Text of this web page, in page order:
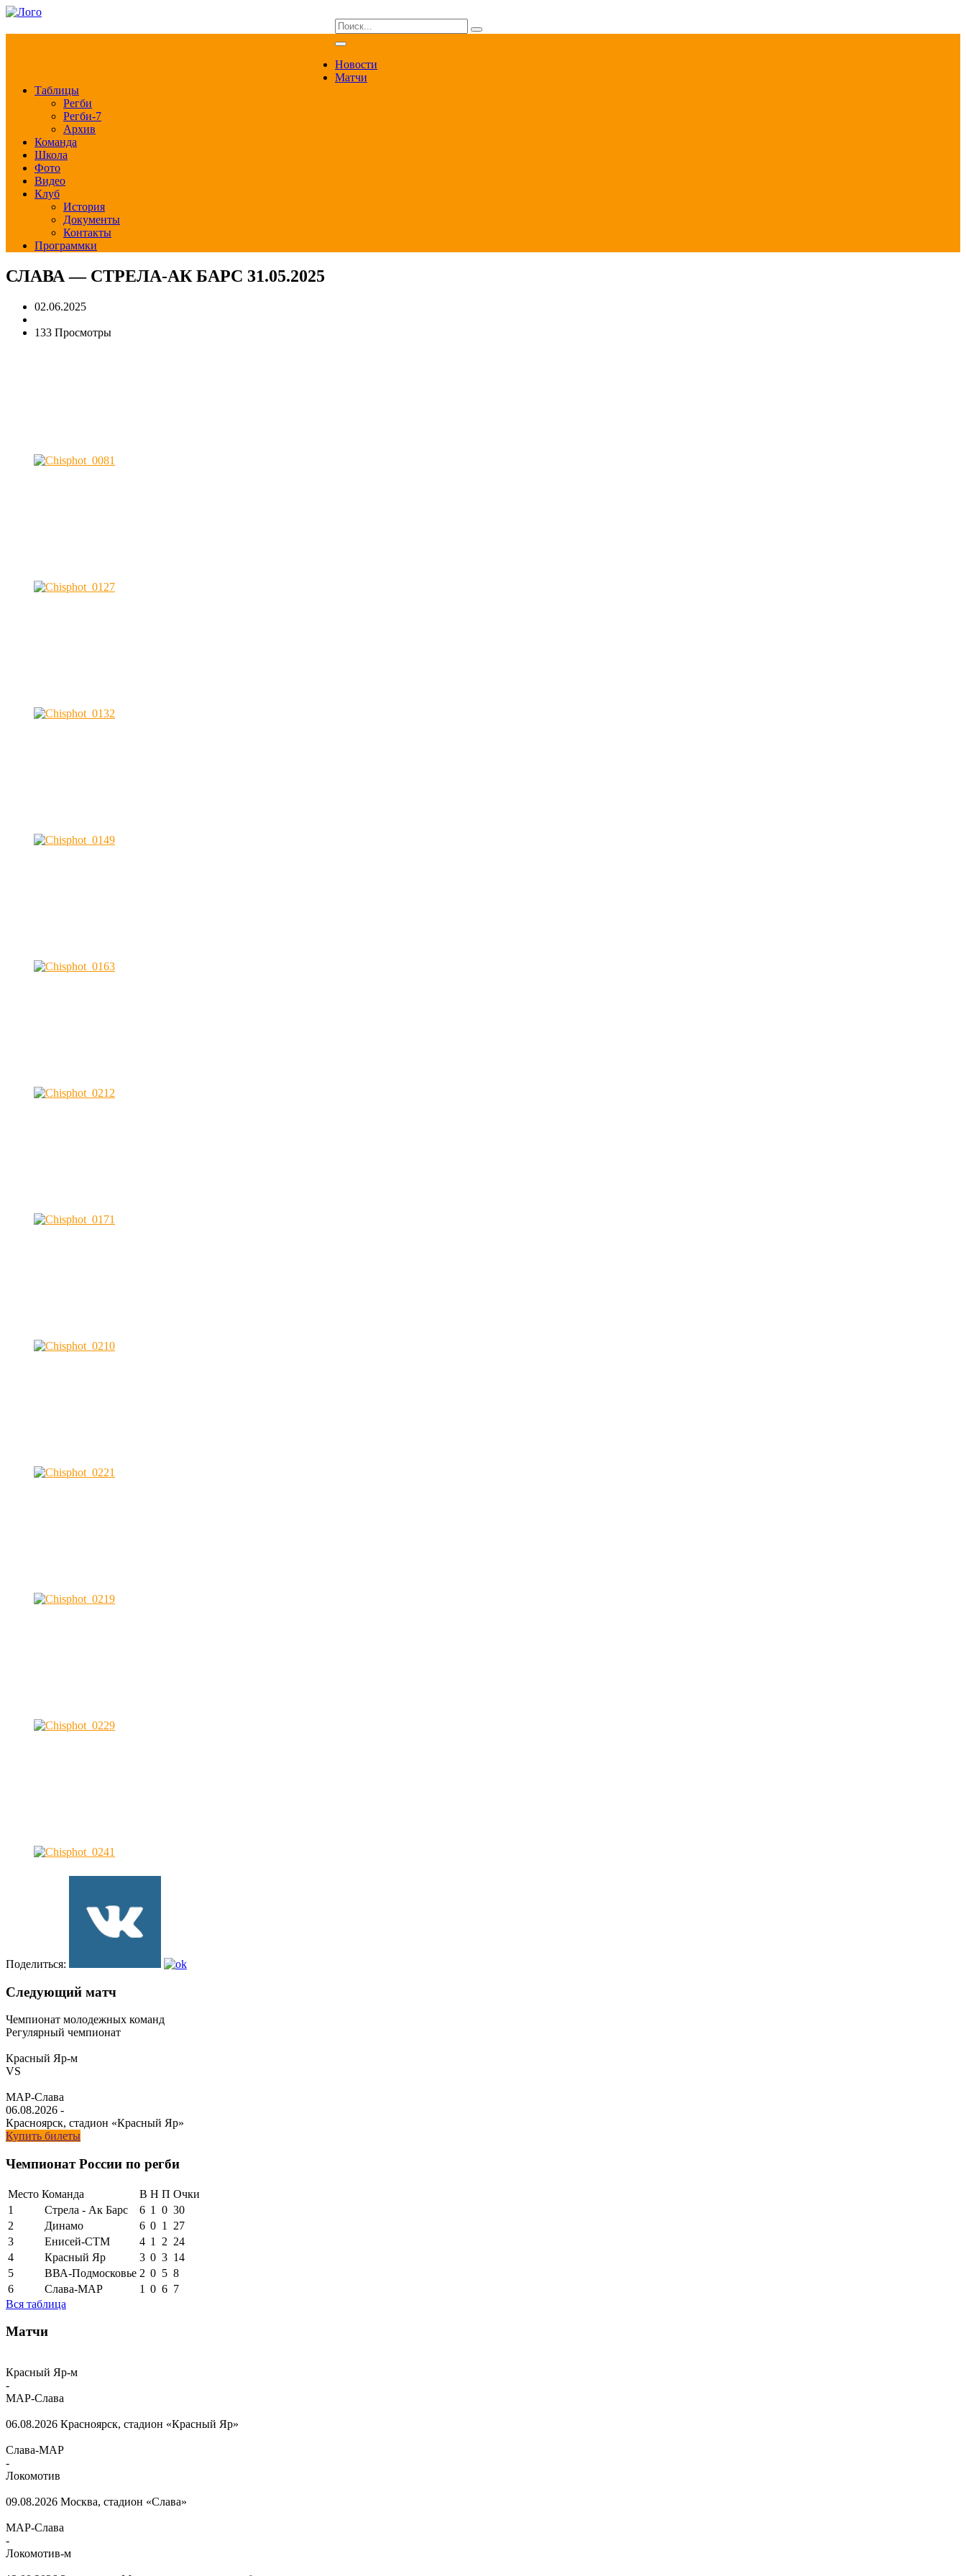
Новости
Матчи
Таблицы
Регби
Регби-7
Архив
Команда
Школа
Фото
Видео
Клуб
История
Документы
Контакты
Программки
СЛАВА — СТРЕЛА-АК БАРС 31.05.2025
02.06.2025
133 Просмотры
Поделиться:
Следующий матч
Чемпионат молодежных команд
Регулярный чемпионат
Красный Яр-м
VS
МАР-Слава
06.08.2026 -
Красноярск, стадион «Красный Яр»
Купить билеты
Чемпионат России по регби
Место Команда В Н П Очки
1
Стрела - Ак Барс 6 1 0 30
2
Динамо 6 0 1
27
3
Енисей-СТМ 4 1 2 24
4
Красный Яр 3 0 3 14
5
ВВА-Подмосковье 2 0 5 8
6
Слава-МАР 1 0 6 7
Вся таблица
Матчи
Красный Яр-м
-
МАР-Слава
06.08.2026 Красноярск, стадион «Красный Яр»
Слава-МАР
-
Локомотив
09.08.2026 Москва, стадион «Слава»
МАР-Слава
-
Локомотив-м